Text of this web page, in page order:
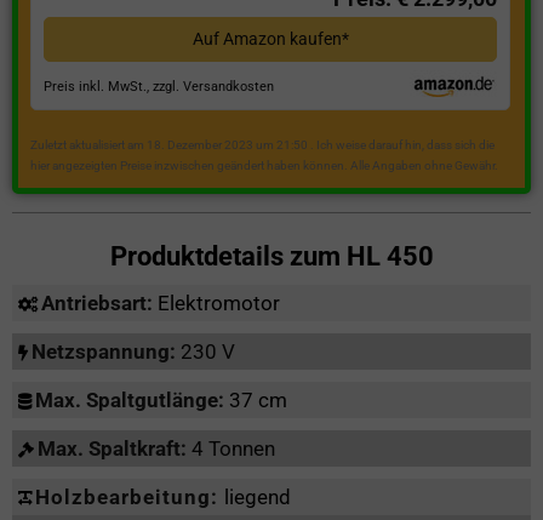
Auf Amazon kaufen*
Preis inkl. MwSt., zzgl. Versandkosten
Zuletzt aktualisiert am 18. Dezember 2023 um 21:50 . Ich weise darauf hin, dass sich die
hier angezeigten Preise inzwischen geändert haben können. Alle Angaben ohne Gewähr.
Produktdetails zum HL 450
Antriebsart: Elektromotor
Netzspannung: 230 V
Max. Spaltgutlänge: 37 cm
Max. Spaltkraft: 4 Tonnen
Holzbearbeitung: liegend